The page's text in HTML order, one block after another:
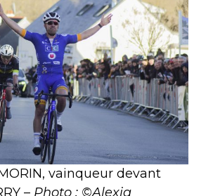
vainqueur devant
– Photo : ©Alexia